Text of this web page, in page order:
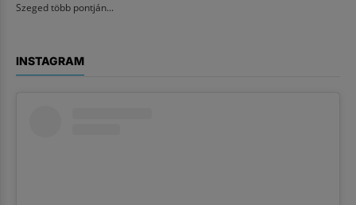
Szeged több pontján...
INSTAGRAM